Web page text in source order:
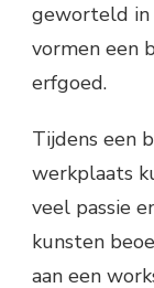
geworteld in
vormen een
erfgoed.
Tijdens een
werkplaats
veel passie
kunsten
aan een